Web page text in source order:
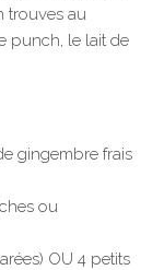
trouves au
punch, le lait de
gingembre frais
ou
OU 4 petits